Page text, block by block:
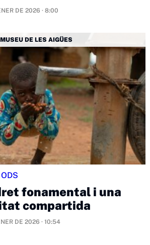
DE 2026 · 8:00
MUSEU DE LES AIGÜES
ODS
fonamental i una
compartida
DE 2026 · 10:54